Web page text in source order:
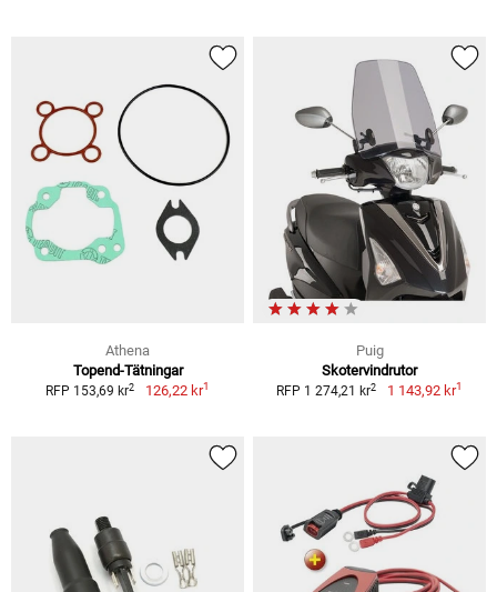
Athena
Topend-Tätningar
RFP 153,69 kr2 126,22 kr1
Puig
Skotervindrutor
RFP 1 274,21 kr2 1 143,92 kr1